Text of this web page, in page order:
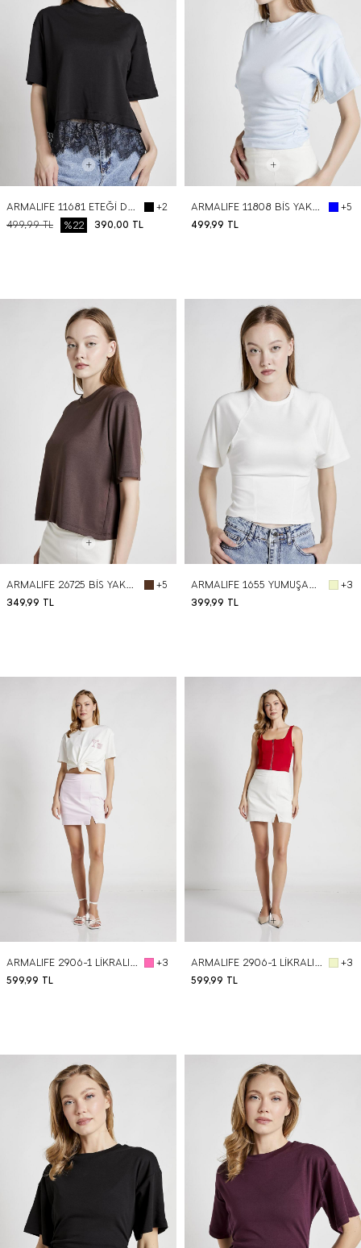
BEDEN SEÇ
ARMALIFE 11681 ETEĞİ DANTEL DETAYLI BİS YAKA KADIN T-SHIRT
+2
499,99TL 390,00 TL
%22
BEDEN SEÇ
ARMALIFE 11808 BİS YAKA YARIM KOL BÜZGÜ DETAYLI KADIN T-SHIRT
+5
499,99 TL
BEDEN SEÇ
ARMALIFE 26725 BİS YAKA SOFT PREMIUM KADIN T-SHIRT
+5
349,99 TL
BEDEN SEÇ
ARMALIFE 1655 YUMUŞAK DOKULU KISA KOLLU KADIN T-SHIRT
+3
399,99 TL
BEDEN SEÇ
ARMALIFE 2906-1 LİKRALI YIRTMAÇ DETAYLI MİNİ KADIN ŞORT ETEK
+3
599,99 TL
BEDEN SEÇ
ARMALIFE 2906-1 LİKRALI YIRTMAÇ DETAYLI MİNİ KADIN ŞORT ETEK
+3
599,99 TL